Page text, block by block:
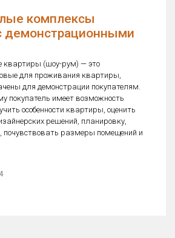
комплексы
демонстрационными
квартиры (шоу-рум) — это
для проживания квартиры,
для демонстрации покупателям.
покупатель имеет возможность
особенности квартиры, оценить
решений, планировку,
почувствовать размеры помещений и